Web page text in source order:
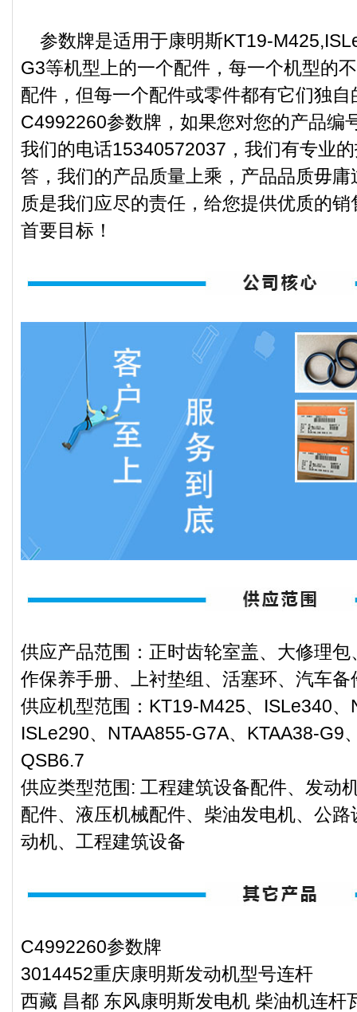
参数牌是适用于康明斯KT19-
G3等机型上的一个配件，每一个机型的
配件，但每一个配件或零件都有它们独
C4992260参数牌，如果您对您的产品编
我们的电话15340572037，我们有专业
答，我们的产品质量上乘，产品品质毋
质是我们应尽的责任，给您提供优质的
首要目标！
供应产品范围：正时齿轮室盖、大修理
作保养手册、上衬垫组、活塞环、汽车
供应机型范围：KT19-M425、ISLe340
ISLe290、NTAA855-G7A、KTAA38-G9
QSB6.7
供应类型范围: 工程建筑设备配件、发动
配件、液压机械配件、柴油发电机、公
动机、工程建筑设备
C4992260参数牌
3014452重庆康明斯发动机型号连杆
西藏 昌都 东风康明斯发电机 柴油机连杆